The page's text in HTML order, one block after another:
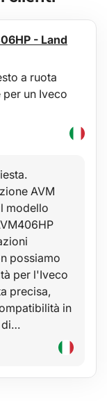
cm
ABS rinforzata
rinforzata
12-02:2012
- Land
a ruota
un Iveco
AVM
modello
possiamo
per l'Iveco
precisa,
in
di…